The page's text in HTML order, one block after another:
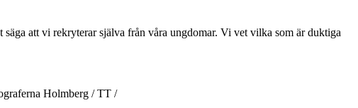
säga att vi rekryterar själva från våra ungdomar. Vi vet vilka som är duktiga
Holmberg / TT /